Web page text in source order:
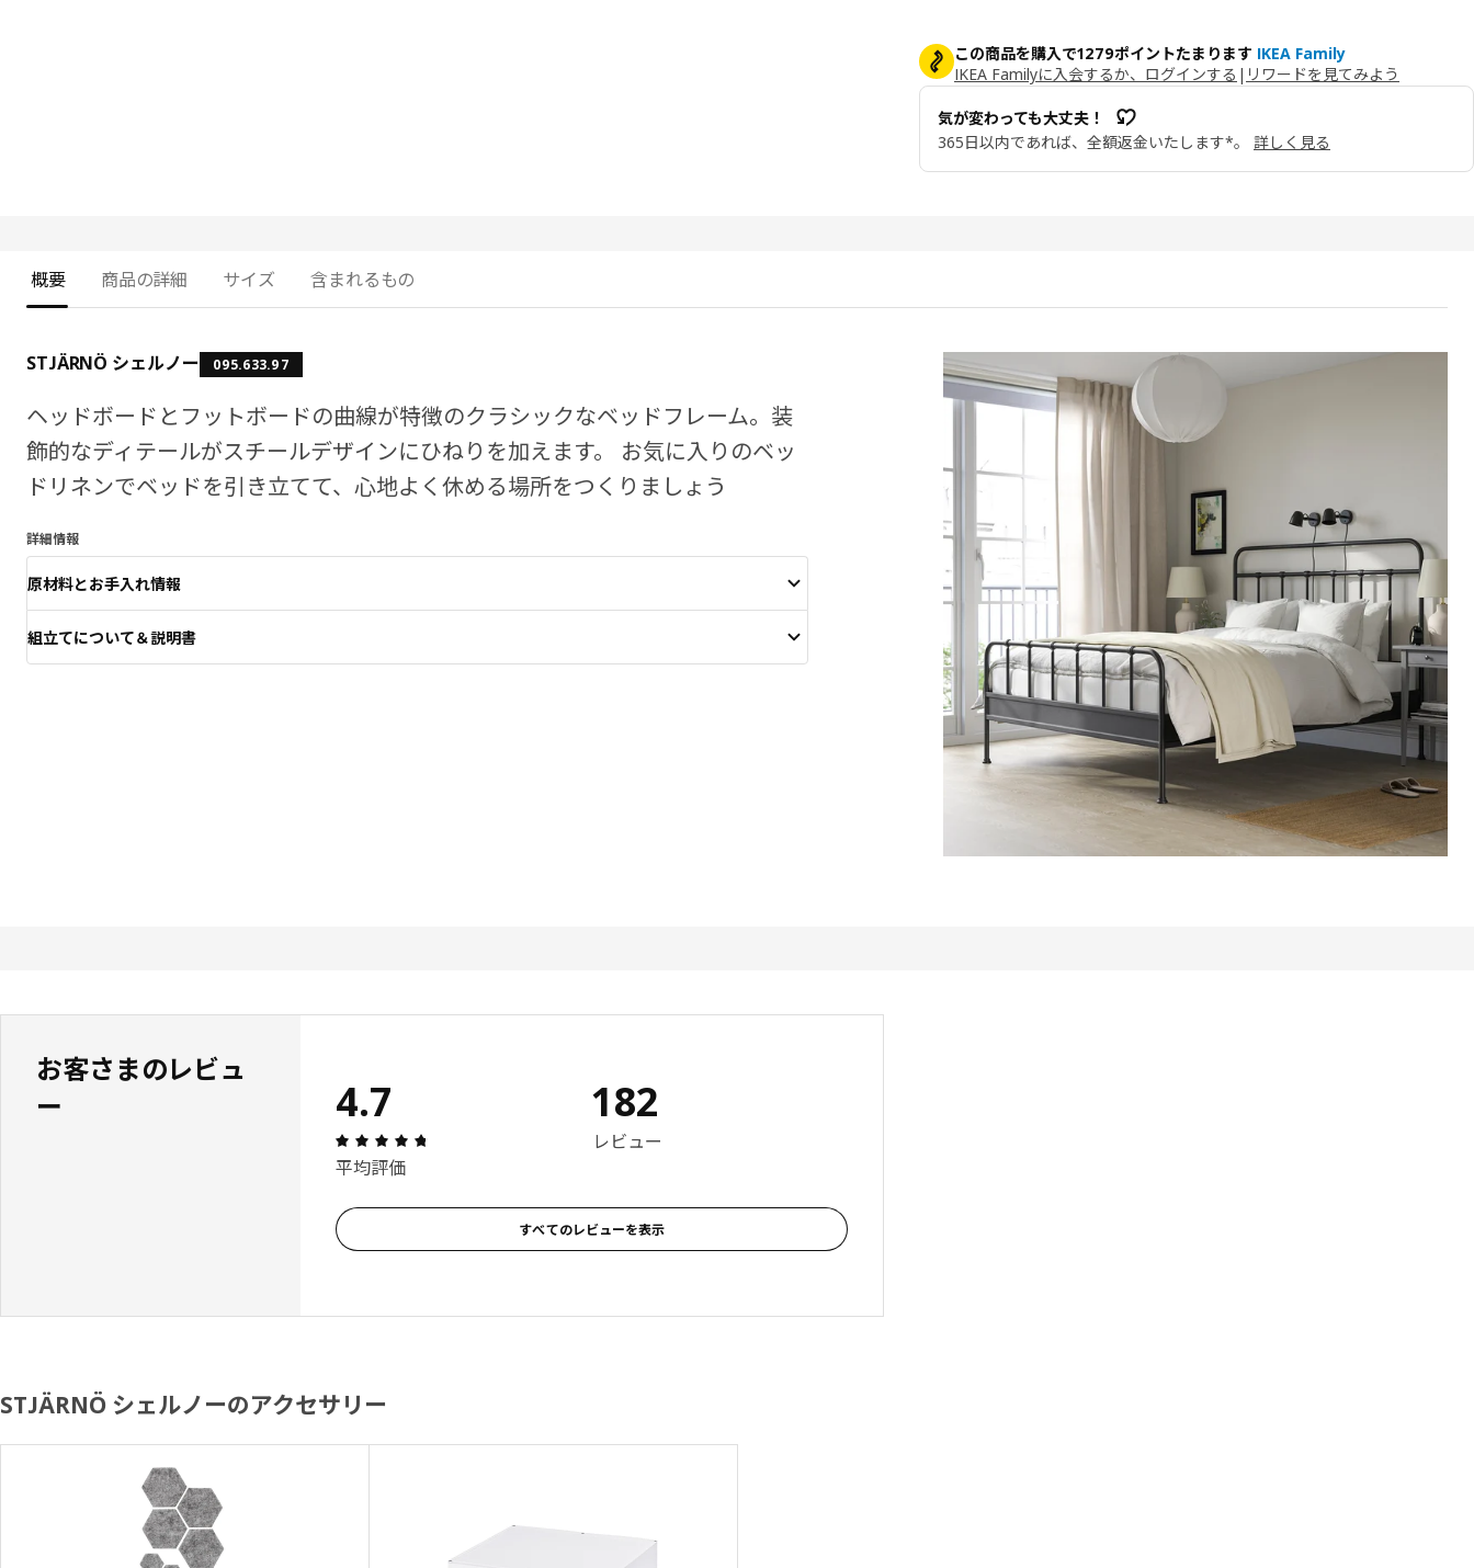
この商品を購入で1279ポイントたまります IKEA Family
IKEA Familyに入会するか、ログインする | リワードを見てみよう
気が変わっても大丈夫！
365日以内であれば、全額返金いたします*。
詳しく見る
概要 商品の詳細 サイズ 含まれるもの
STJÄRNÖ シェルノー 095.633.97
ヘッドボードとフットボードの曲線が特徴のクラシックなベッドフレーム。装
飾的なディテールがスチールデザインにひねりを加えます。 お気に入りのベッ
ドリネンでベッドを引き立てて、心地よく休める場所をつくりましょう
詳細情報
原材料とお手入れ情報
組立てについて＆説明書
お客さまのレビュ
ー
4.7
レビュー: 4.7 5 星の数 総レビュー: 182
平均評価
182
レビュー
すべてのレビューを表示
STJÄRNÖ シェルノーのアクセサリー